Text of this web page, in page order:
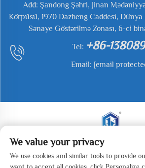
Add: Şandong Şəhri, Jinan
Körpüsü, 1970 Dazheng Caddesi,
Sənaye Göstərilmə Zonası, 6-ci
Tel: +86-
Email: [email
Copyright © 2025 Jianyu Weiye
Technology Co., LTD Bütün hüquqlar
We value your privacy
We use cookies and similar tools to provide